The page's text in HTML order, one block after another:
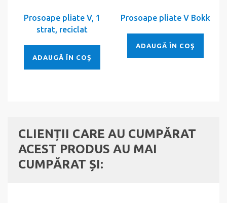
Prosoape pliate V, 1
strat, reciclat
ADAUGĂ ÎN COŞ
Prosoape pliate V Bokk
ADAUGĂ ÎN COŞ
CLIENȚII CARE AU CUMPĂRAT
ACEST PRODUS AU MAI
CUMPĂRAT ȘI: